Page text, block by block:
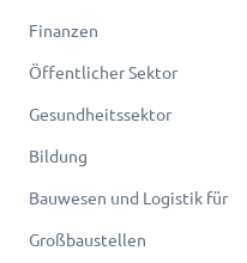
Finanzen
Öffentlicher Sektor
Gesundheitssektor
Bildung
Bauwesen und Logistik für
Großbaustellen